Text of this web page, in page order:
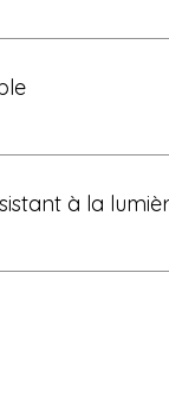
à la